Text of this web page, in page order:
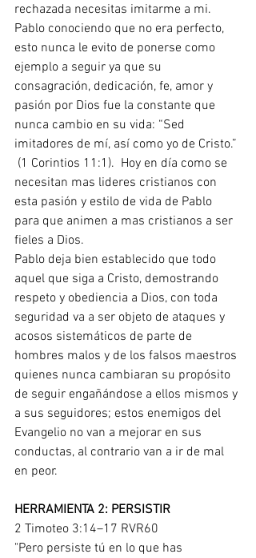
rechazada necesitas imitarme a mi.
Pablo conociendo que no era perfecto,
esto nunca le evito de ponerse como
ejemplo a seguir ya que su
consagración, dedicación, fe, amor y
pasión por Dios fue la constante que
nunca cambio en su vida: “Sed
imitadores de mí, así como yo de Cristo.”
(1 Corintios 11:1).  Hoy en día como se
necesitan mas lideres cristianos con
esta pasión y estilo de vida de Pablo
para que animen a mas cristianos a ser
fieles a Dios.
Pablo deja bien establecido que todo
aquel que siga a Cristo, demostrando
respeto y obediencia a Dios, con toda
seguridad va a ser objeto de ataques y
acosos sistemáticos de parte de
hombres malos y de los falsos maestros
quienes nunca cambiaran su propósito
de seguir engañándose a ellos mismos y
a sus seguidores; estos enemigos del
Evangelio no van a mejorar en sus
conductas, al contrario van a ir de mal
en peor.
HERRAMIENTA 2: PERSISTIR
2 Timoteo 3:14–17 RVR60
"Pero persiste tú en lo que has